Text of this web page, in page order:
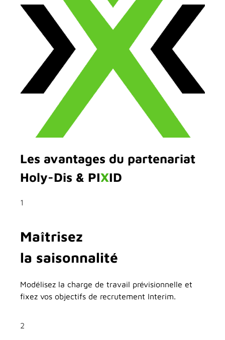
Les avantages du partenariat
Holy-Dis & PIXID
1
Maîtrisez
la saisonnalité
Modélisez la charge de travail prévisionnelle et
fixez vos objectifs de recrutement Interim.
2